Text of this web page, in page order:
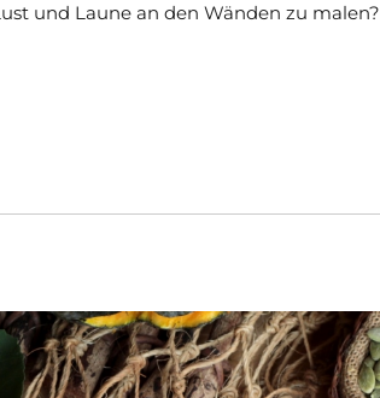
und Laune an den Wänden zu malen?